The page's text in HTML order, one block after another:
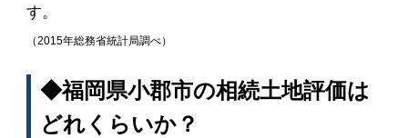
す。
（2015年総務省統計局調べ）
◆福岡県小郡市の相続土地評価は
どれくらいか？